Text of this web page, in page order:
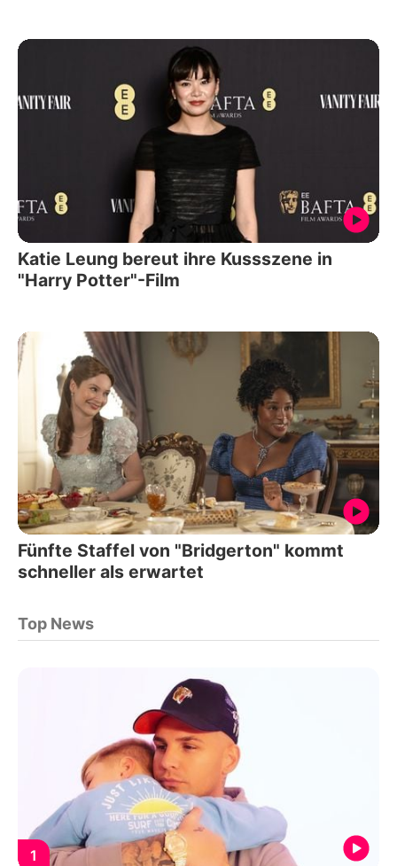
Katie Leung bereut ihre Kussszene in
"Harry Potter"-Film
Fünfte Staffel von "Bridgerton" kommt
schneller als erwartet
Top News
1